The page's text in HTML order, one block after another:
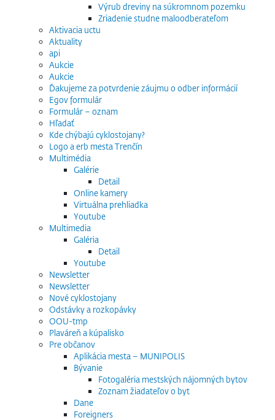
Výrub dreviny na súkromnom pozemku
Zriadenie studne maloodberateľom
Aktivacia uctu
Aktuality
api
Aukcie
Aukcie
Ďakujeme za potvrdenie záujmu o odber informácií
Egov formulár
Formulár – oznam
Hľadať
Kde chýbajú cyklostojany?
Logo a erb mesta Trenčín
Multimédia
Galérie
Detail
Online kamery
Virtuálna prehliadka
Youtube
Multimedia
Galéria
Detail
Youtube
Newsletter
Newsletter
Nové cyklostojany
Odstávky a rozkopávky
OOU-tmp
Plaváreň a kúpalisko
Pre občanov
Aplikácia mesta – MUNIPOLIS
Bývanie
Fotogaléria mestských nájomných bytov
Zoznam žiadateľov o byt
Dane
Foreigners